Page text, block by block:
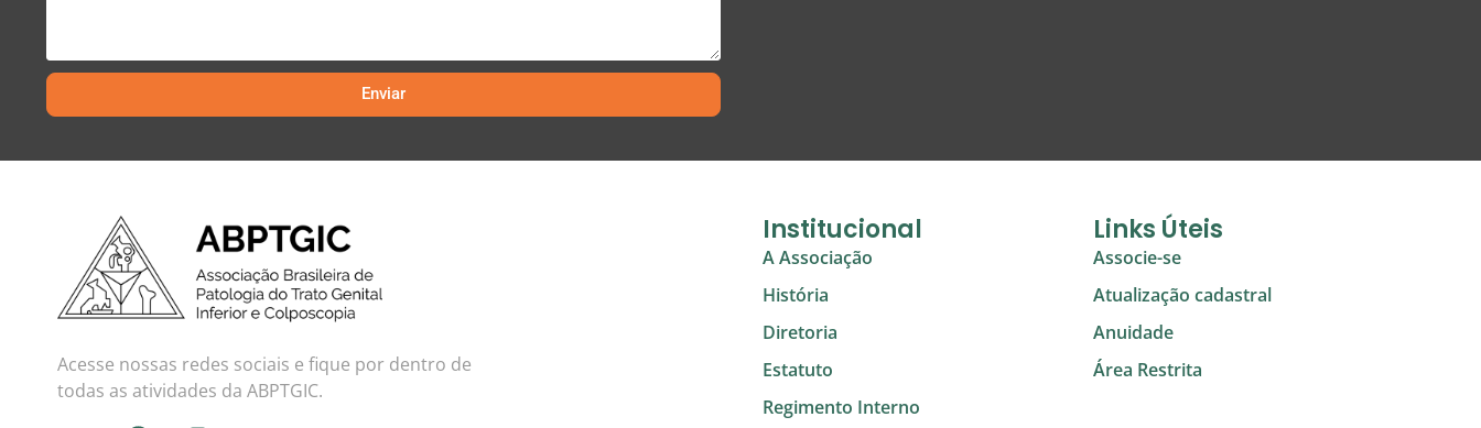
Enviar
Acesse nossas redes sociais e fique por dentro de
todas as atividades da ABPTGIC.
Institucional
A Associação
História
Diretoria
Estatuto
Regimento Interno
Links Úteis
Associe-se
Atualização cadastral
Anuidade
Área Restrita